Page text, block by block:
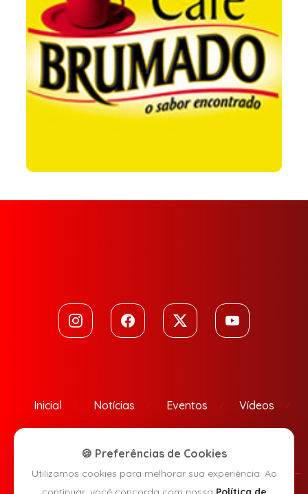
Inicial Notícias Eventos Vídeos
🍪 Preferências de Cookies
Utilizamos cookies para melhorar sua experiência. Ao